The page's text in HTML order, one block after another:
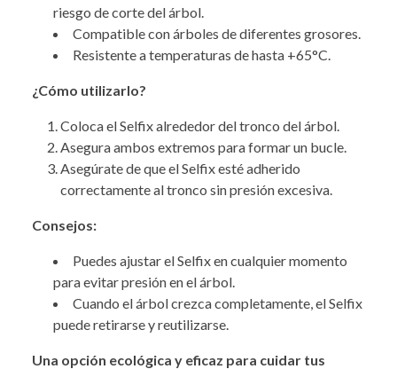
riesgo de corte del árbol.
Compatible con árboles de diferentes grosores.
Resistente a temperaturas de hasta +65°C.
¿Cómo utilizarlo?
Coloca el Selfix alrededor del tronco del árbol.
Asegura ambos extremos para formar un bucle.
Asegúrate de que el Selfix esté adherido
correctamente al tronco sin presión excesiva.
Consejos:
Puedes ajustar el Selfix en cualquier momento
para evitar presión en el árbol.
Cuando el árbol crezca completamente, el Selfix
puede retirarse y reutilizarse.
Una opción ecológica y eficaz para cuidar tus